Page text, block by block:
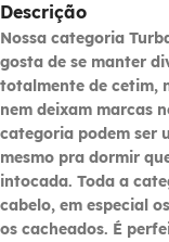
Descrição
Nossa categoria
gosta de se manter
totalmente de cetim,
nem deixam marcas
categoria podem ser
mesmo pra dormir
intocada. Toda a
cabelo, em especial
os cacheados. É